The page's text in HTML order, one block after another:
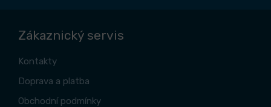
Zákaznický servis
Kontakty
Doprava a platba
Obchodní podmínky